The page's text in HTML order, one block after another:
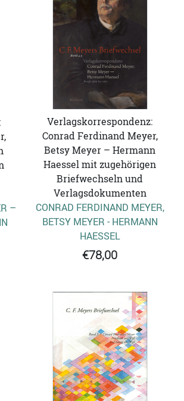
–
Verlagskorrespondenz:
Conrad Ferdinand Meyer,
Betsy Meyer – Hermann
Haessel mit zugehörigen
Briefwechseln und
Verlagsdokumenten
CONRAD FERDINAND MEYER,
BETSY MEYER - HERMANN
HAESSEL
€78,00